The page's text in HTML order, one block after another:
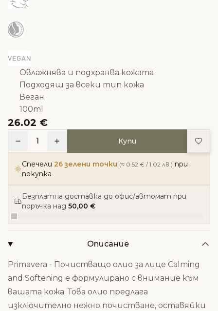
Овлажнява и подхранва кожата
Подходящ за всеки тип кожа
Веган
100ml
26.02 €
1 Купи
Спечели 26 зелени точки (≈ 0.52 € / 1.02 лв.) при
покупка
Безплатна доставка до офис/автомат при
поръчка над 50,00 €
Описание
Primavera - Почистващо олио за лице Calming
and Softening е формулирано с внимание към
вашата кожа. Това олио предлага
изключително нежно почистване, оставяйки